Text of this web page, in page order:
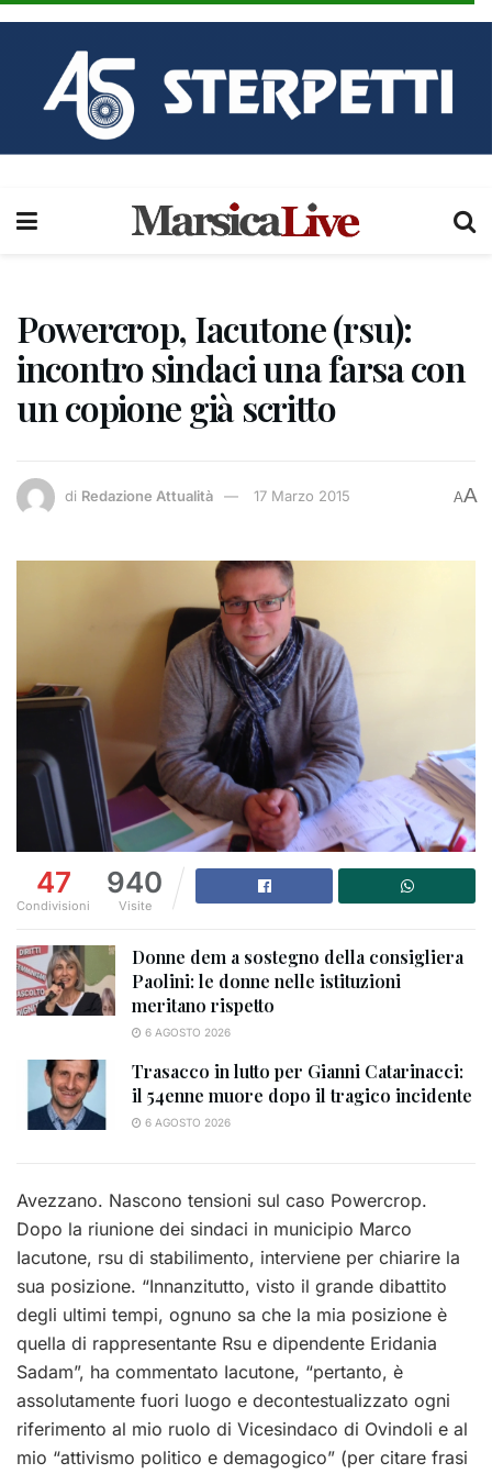
Powercrop, Iacutone (rsu):
incontro sindaci una farsa con
un copione già scritto
di Redazione Attualità 17 Marzo 2015 AA
47
Condivisioni
940
Visite
Donne dem a sostegno della consigliera
Paolini: le donne nelle istituzioni
meritano rispetto
6 AGOSTO 2026
Trasacco in lutto per Gianni Catarinacci:
il 54enne muore dopo il tragico incidente
6 AGOSTO 2026
Avezzano. Nascono tensioni sul caso Powercrop.
Dopo la riunione dei sindaci in municipio Marco
Iacutone, rsu di stabilimento, interviene per chiarire la
sua posizione. “Innanzitutto, visto il grande dibattito
degli ultimi tempi, ognuno sa che la mia posizione è
quella di rappresentante Rsu e dipendente Eridania
Sadam”, ha commentato Iacutone, “pertanto, è
assolutamente fuori luogo e decontestualizzato ogni
riferimento al mio ruolo di Vicesindaco di Ovindoli e al
mio “attivismo politico e demagogico” (per citare frasi